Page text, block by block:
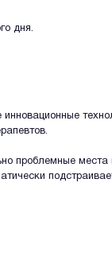
дня.
проблемные места